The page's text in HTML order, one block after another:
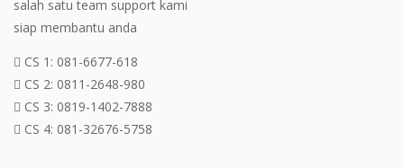
salah satu team support kami
siap membantu anda
CS 1: 081-6677-618
CS 2: 0811-2648-980
CS 3: 0819-1402-7888
CS 4: 081-32676-5758